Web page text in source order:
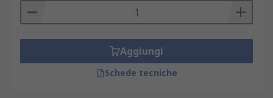
Aggiungi
Schede tecniche